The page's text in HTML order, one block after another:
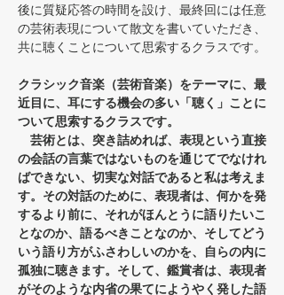
後に質疑応答の時間を設け、最終回には任意
の芸術表現について散文を書いていただき、
共に聴くことについて思索するクラスです。
クラシック音楽（芸術音楽）をテーマに、最
近目に、耳にする機会の多い「聴く」ことに
ついて思索するクラスです。
芸術とは、突き詰めれば、表現という直接
の会話の言葉ではないものを通じてでなけれ
ばできない、切実な対話であると私は考えま
す。その対話のために、表現者は、何かを発
するより前に、それがほんとうに語りたいこ
となのか、語るべきことなのか、そしてどう
いう語り方がふさわしいのかを、自らの内に
孤独に聴きます。そして、鑑賞者は、表現者
がそのような内省の果てにようやく発した語